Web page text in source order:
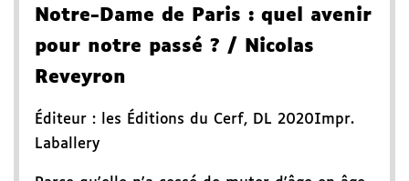
Notre-Dame de Paris : quel avenir
pour notre passé ? / Nicolas
Reveyron
Éditeur : les Éditions du Cerf, DL 2020Impr.
Laballery